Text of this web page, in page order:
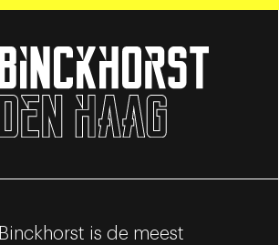
Binckhorst is de meest